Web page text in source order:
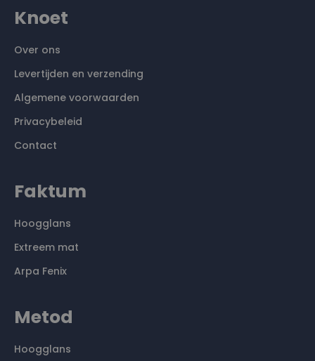
Knoet
Over ons
Levertijden en verzending
Algemene voorwaarden
Privacybeleid
Contact
Faktum
Hoogglans
Extreem mat
Arpa Fenix
Metod
Hoogglans